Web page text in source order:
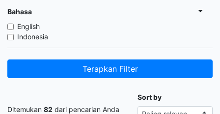
Bahasa
English
Indonesia
Terapkan Filter
Ditemukan 82 dari pencarian Anda
Sort by